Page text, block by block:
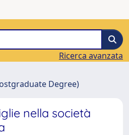
Ricerca avanzata
Degree)
nella società